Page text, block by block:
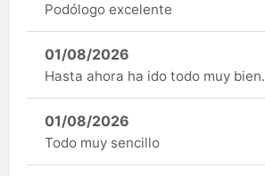
Podólogo excelente
01/08/2026
Hasta ahora ha ido todo muy bien.
01/08/2026
Todo muy sencillo